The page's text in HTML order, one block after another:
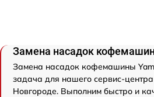
Замена насадок
Замена насадок кофемашины
задача для нашего сервис-
Новгороде. Выполним быстро и